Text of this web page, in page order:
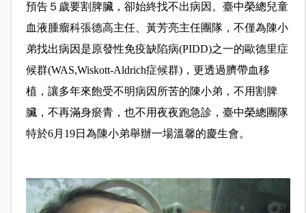
預告５歲要割脾臟，卻始終找不出病因。臺中榮總兒童
血液腫瘤科張德高主任、黃芳亮主任團隊，不僅為陳小
弟找出病因是原發性免疫缺陷病(PIDD)之一的歐德里症
候群(WAS,Wiskott-Aldrich症候群)，更透過臍帶血移
植，讓多年來飽受不明病因所苦的陳小弟，不用割脾
臟，不再滿身瘀青，也不用夜夜跑急診， 臺中榮總團隊
特於6月19日為陳小弟舉辦一場溫馨的慶生會。